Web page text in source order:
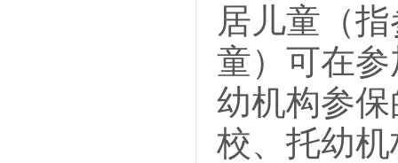
居儿童（
童）可在
幼机构参
校、托幼